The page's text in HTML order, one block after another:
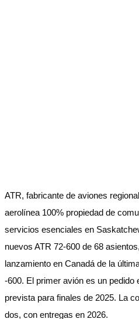
ATR, fabricante de aviones
aerolínea 100% propiedad de
servicios esenciales en
nuevos ATR 72-600 de 68
lanzamiento en Canadá de la
-600. El primer avión es un pedido
prevista para finales de 2025. La
dos, con entregas en 2026.